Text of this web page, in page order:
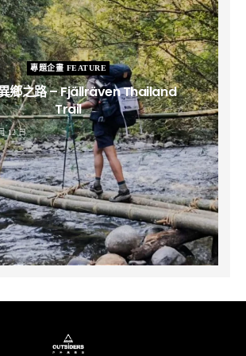
專題企畫 FEATURE
鄉之路 – Fjällräven Thailand
Trail
12 日